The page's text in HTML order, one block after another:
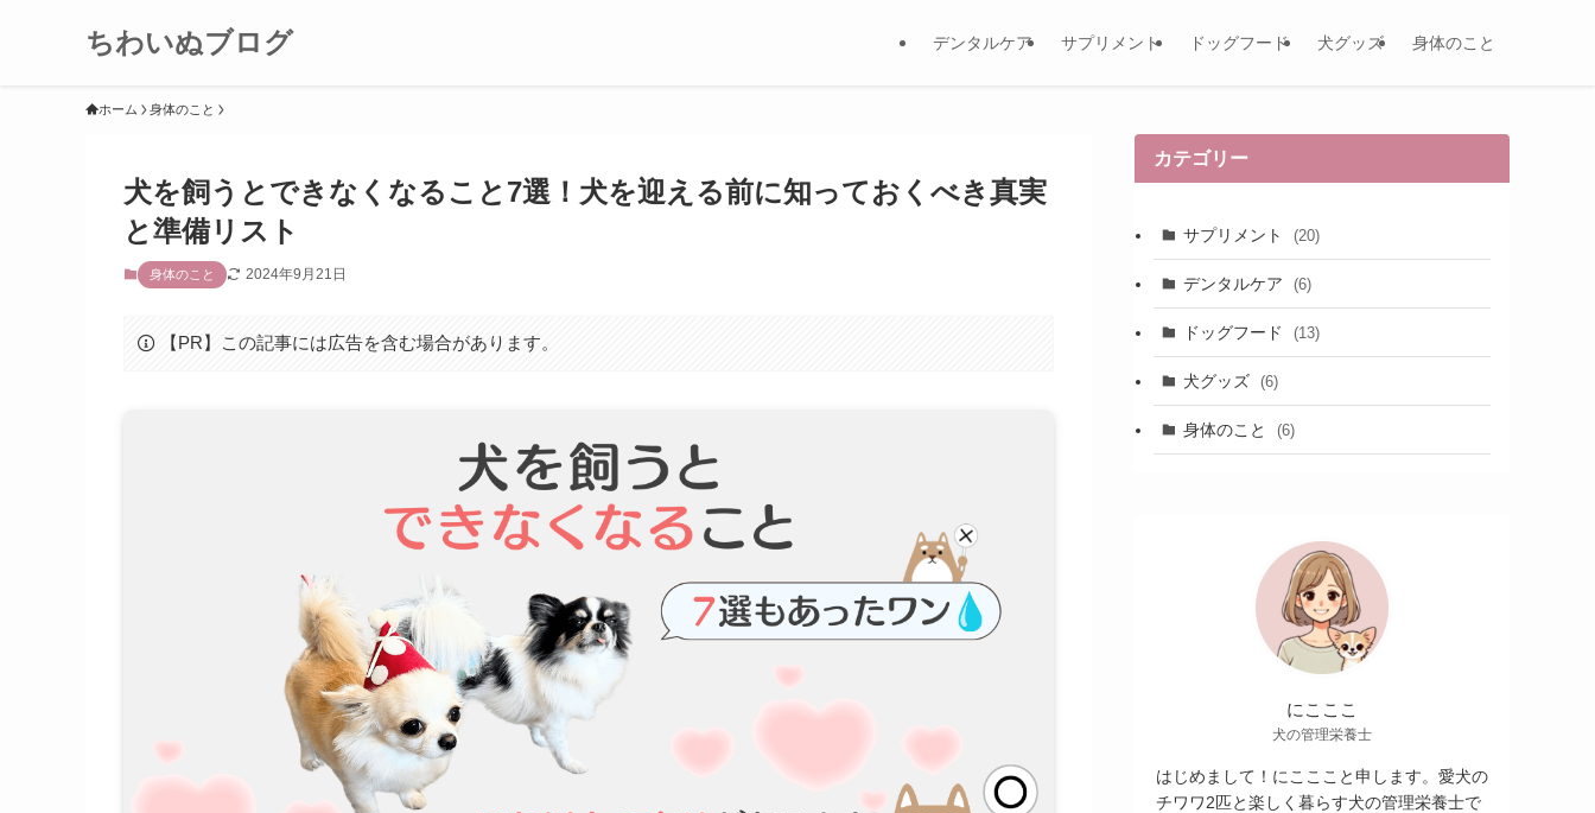
ちわいぬブログ デンタルケア サプリメント ドッグフード 犬グッズ 身体のこと
ホーム 身体のこと
犬を飼うとできなくなること7選！犬を迎える前に知っておくべき真実
と準備リスト
身体のこと 2024年9月21日
【PR】この記事には広告を含む場合があります。
カテゴリー
サプリメント (20)
デンタルケア (6)
ドッグフード (13)
犬グッズ (6)
身体のこと (6)
にこここ
犬の管理栄養士
はじめまして！にこここと申します。愛犬の
チワワ2匹と楽しく暮らす犬の管理栄養士で